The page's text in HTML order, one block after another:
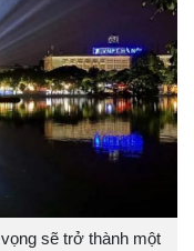
sẽ trở thành một